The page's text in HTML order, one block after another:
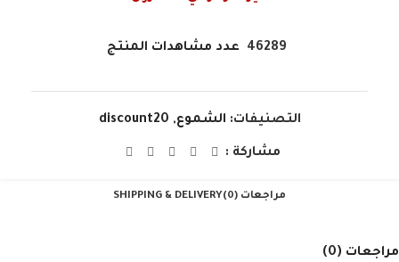
46289 عدد مشاهدات المنتج
التصنيفات: الشموع,
discount20
مشاركة :
مراجعات (0) SHIPPING & DELIVERY
مراجعات (0)